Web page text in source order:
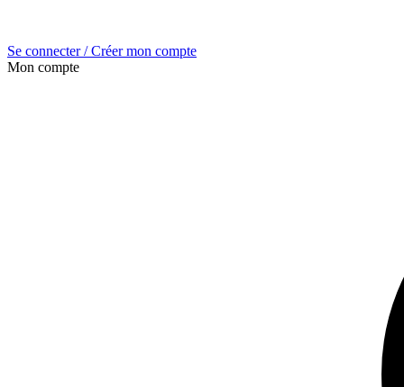
Se connecter / Créer mon compte
Mon compte